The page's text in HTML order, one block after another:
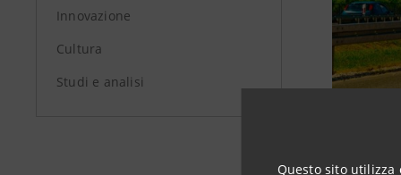
Questo sito utilizza
Innovazione
Cultura
Studi e analisi
Intesa